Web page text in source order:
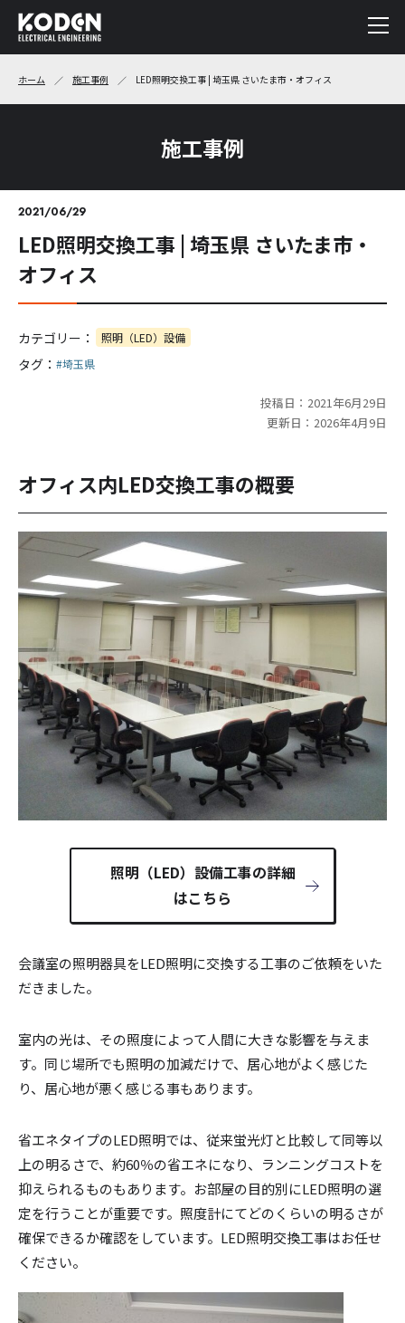
ホーム 施工事例 LED照明交換工事 | 埼玉県 さいたま市・オフィス
施工事例
2021/06/29
LED照明交換工事 | 埼玉県 さいたま市・
オフィス
カテゴリー： 照明（LED）設備
タグ： #埼玉県
投稿日：2021年6月29日
更新日：2026年4月9日
オフィス内LED交換工事の概要
照明（LED）設備工事の詳細
はこちら
会議室の照明器具をLED照明に交換する工事のご依頼をいた
だきました。
室内の光は、その照度によって人間に大きな影響を与えま
す。同じ場所でも照明の加減だけで、居心地がよく感じた
り、居心地が悪く感じる事もあります。
省エネタイプのLED照明では、従来蛍光灯と比較して同等以
上の明るさで、約60％の省エネになり、ランニングコストを
抑えられるものもあります。お部屋の目的別にLED照明の選
定を行うことが重要です。照度計にてどのくらいの明るさが
確保できるか確認をしています。LED照明交換工事はお任せ
ください。